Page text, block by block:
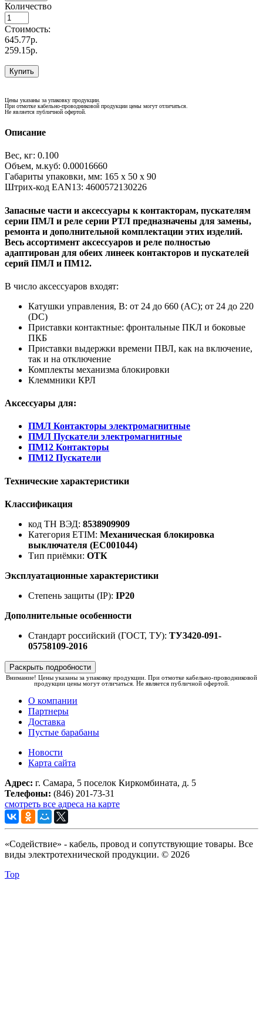
Количество
Стоимость:
645.77р.
259.15р.
Купить
Цены указаны за упаковку продукции.
При отмотке кабельно-проводниковой продукции цены могут отличаться.
Не является публичной офертой.
Описание
Вес, кг: 0.100
Объем, м.куб: 0.00016660
Габариты упаковки, мм: 165 х 50 х 90
Штрих-код EAN13: 4600572130226
Запасные части и аксессуары к контакторам, пускателям
серии ПМЛ и реле серии РТЛ предназначены для замены,
ремонта и дополнительной комплектации этих изделий.
Весь ассортимент аксессуаров и реле полностью
адаптирован для обеих линеек контакторов и пускателей
серий ПМЛ и ПМ12.
В число аксессуаров входят:
Катушки управления, В: от 24 до 660 (AC); от 24 до 220
(DC)
Приставки контактные: фронтальные ПКЛ и боковые
ПКБ
Приставки выдержки времени ПВЛ, как на включение,
так и на отключение
Комплекты механизма блокировки
Клеммники КРЛ
Аксессуары для:
ПМЛ Контакторы электромагнитные
ПМЛ Пускатели электромагнитные
ПМ12 Контакторы
ПМ12 Пускатели
Технические характеристики
Классификация
код ТН ВЭД: 8538909909
Категория ETIM: Механическая блокировка
выключателя (EC001044)
Тип приёмки: ОТК
Эксплуатационные характеристики
Степень защиты (IP): IP20
Дополнительные особенности
Стандарт российский (ГОСТ, ТУ): ТУ3420-091-
05758109-2016
Раскрыть подробности
Внимание! Цены указаны за упаковку продукции. При отмотке кабельно-проводниковой
продукции цены могут отличаться. Не является публичной офертой.
О компании
Партнеры
Доставка
Пустые барабаны
Новости
Карта сайта
Адрес: г. Самара, 5 поселок Киркомбината, д. 5
Телефоны: (846) 201-73-31
смотреть все адреса на карте
«Содействие» - кабель, провод и сопутствующие товары. Все
виды электротехнической продукции. © 2026
Top